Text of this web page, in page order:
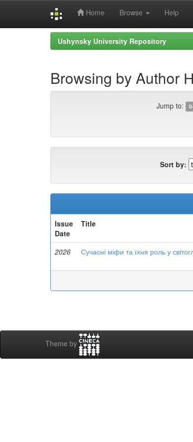
Home Browse Help
Ushynsky University Repository
Browsing by Author
Jump to:
Sort by:
Issue
Date
Title
2026 Сучасні міфи та їхня роль у
Theme by